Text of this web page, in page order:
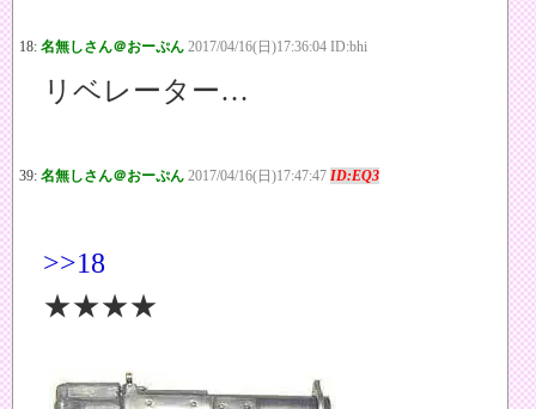
18: 名無しさん＠おーぷん 2017/04/16(日)17:36:04 ID:bhi
リベレーター…
39: 名無しさん＠おーぷん 2017/04/16(日)17:47:47 ID:EQ3
>>18
★★★★